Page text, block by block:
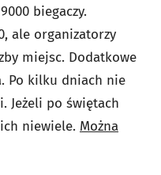
biegaczy.
ale organizatorzy
miejsc. Dodatkowe
Po kilku dniach nie
Jeżeli po świętach
niewiele. Można